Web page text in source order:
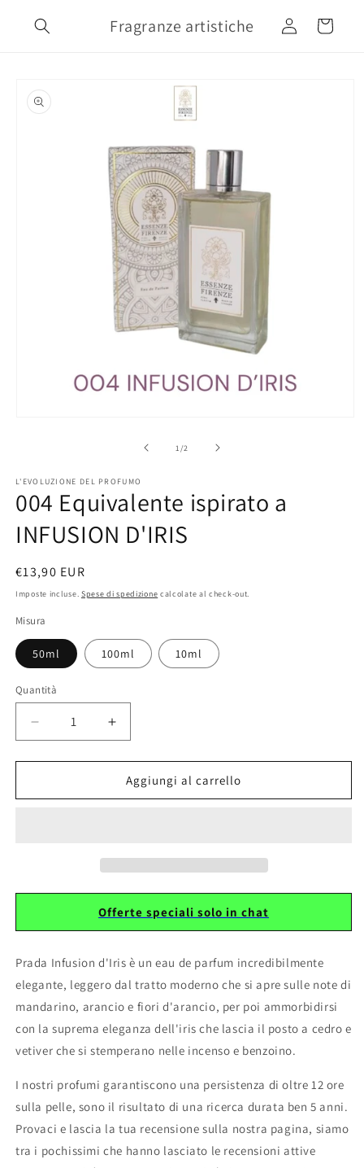
direttamente
ai contenuti
Fragranze artistiche Accedi Carrello
informazioni
sul prodotto
finestra
modale
1 /su2
L'EVOLUZIONE DEL PROFUMO
004 Equivalente ispirato a
INFUSION D'IRIS
Prezzo
di
€13,90 EUR
Imposte incluse. Spese di spedizione calcolate al check-out.
Misura
50ml 100ml 10ml
Quantità
Diminuisci
quantità
per
Equivalente
Aumenta
quantità
per
004
Equivalente
Aggiungi al carrello
Offerte speciali solo in chat
Prada Infusion d'Iris è un eau de parfum incredibilmente
elegante, leggero dal tratto moderno che si apre sulle note di
mandarino, arancio e fiori d'arancio, per poi ammorbidirsi
con la suprema eleganza dell'iris che lascia il posto a cedro e
vetiver che si stemperano nelle incenso e benzoino.
I nostri profumi garantiscono una persistenza di oltre 12 ore
sulla pelle, sono il risultato di una ricerca durata ben 5 anni.
Provaci e lascia la tua recensione sulla nostra pagina, siamo
tra i pochissimi che hanno lasciato le recensioni attive